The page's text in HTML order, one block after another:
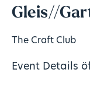
Gleis//
The Craft Club
Event Details